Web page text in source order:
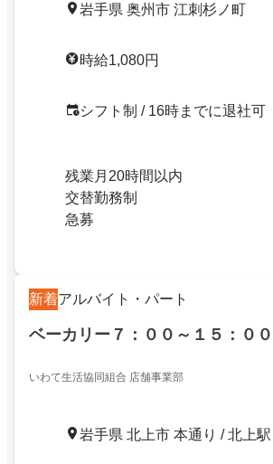
岩手県 奥州市 江刺杉ノ町
時給1,080円
シフト制 / 16時までに退社可
残業月20時間以内
交替勤務制
急募
新着アルバイト・パート
ベーカリー７：００～１５：０
いわて生活協同組合 店舗事業部
岩手県 北上市 本通り / 北上